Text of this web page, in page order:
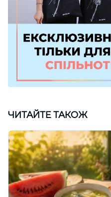
ЧИТАЙТЕ ТАКОЖ